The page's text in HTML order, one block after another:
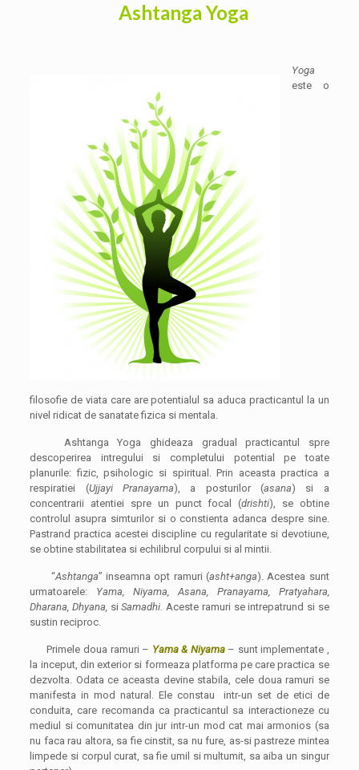
Ashtanga Yoga
Yoga
este o
filosofie de viata care are potentialul sa aduca practicantul la un
nivel ridicat de sanatate fizica si mentala.
Ashtanga Yoga ghideaza gradual practicantul spre
descoperirea intregului si completului potential pe toate
planurile: fizic, psihologic si spiritual. Prin aceasta practica a
respiratiei (Ujjayi Pranayama), a posturilor (asana) si a
concentrarii atentiei spre un punct focal (drishti), se obtine
controlul asupra simturilor si o constienta adanca despre sine.
Pastrand practica acestei discipline cu regularitate si devotiune,
se obtine stabilitatea si echilibrul corpului si al mintii.
“Ashtanga” inseamna opt ramuri (asht+anga). Acestea sunt
urmatoarele: Yama, Niyama, Asana, Pranayama, Pratyahara,
Dharana, Dhyana, siSamadhi. Aceste ramuri se intrepatrund si se
sustin reciproc.
Primele doua ramuri – Yama & Niyama– sunt implementate ,
la inceput, din exterior si formeaza platforma pe care practica se
dezvolta. Odata ce aceasta devine stabila, cele doua ramuri se
manifesta in mod natural. Ele constau intr-un set de etici de
conduita, care recomanda ca practicantul sa interactioneze cu
mediul si comunitatea din jur intr-un mod cat mai armonios (sa
nu faca rau altora, sa fie cinstit, sa nu fure, as-si pastreze mintea
limpede si corpul curat, sa fie umil si multumit, sa aiba un singur